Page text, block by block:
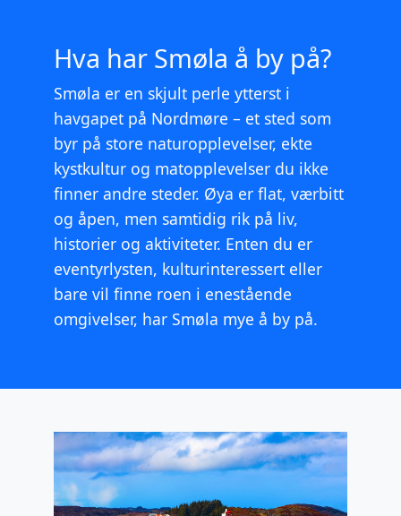
Hva har Smøla å by på?
Smøla er en skjult perle ytterst i
havgapet på Nordmøre – et sted som
byr på store naturopplevelser, ekte
kystkultur og matopplevelser du ikke
finner andre steder. Øya er flat, værbitt
og åpen, men samtidig rik på liv,
historier og aktiviteter. Enten du er
eventyrlysten, kulturinteressert eller
bare vil finne roen i enestående
omgivelser, har Smøla mye å by på.